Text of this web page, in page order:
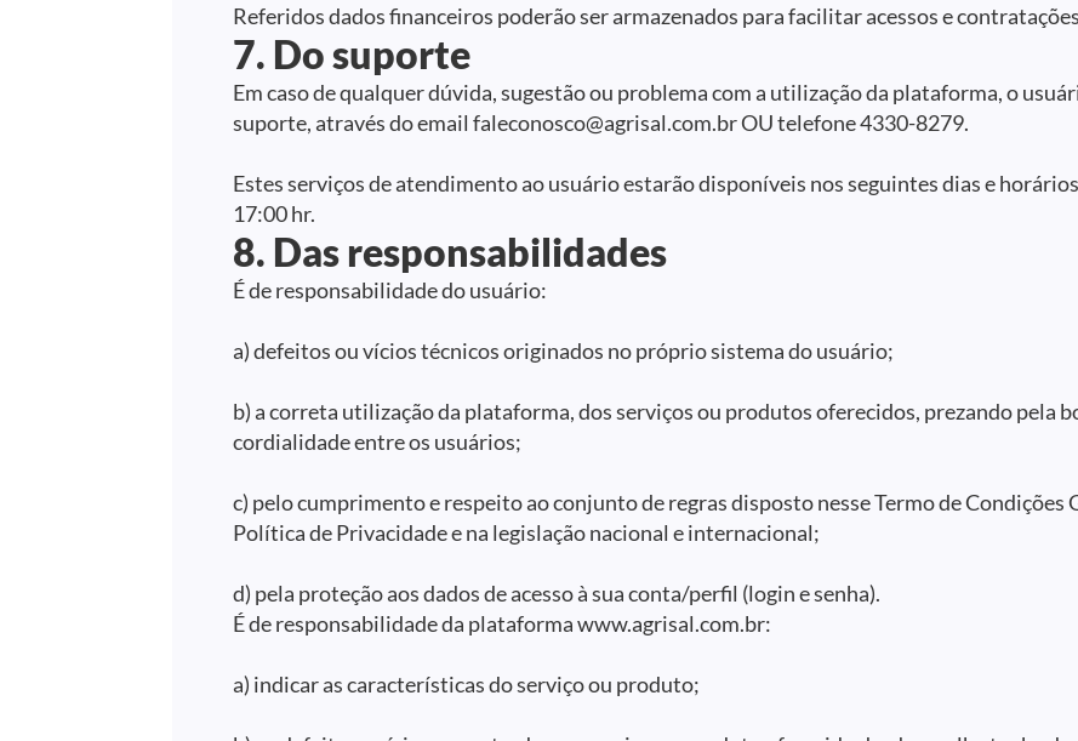
Referidos dados financeiros poderão ser armazenados para facilitar acessos e
7. Do suporte
Em caso de qualquer dúvida, sugestão ou problema com a utilização da plataforma, o
suporte, através do email faleconosco@agrisal.com.br OU telefone 4330-8279.
Estes serviços de atendimento ao usuário estarão disponíveis nos seguintes dias e
17:00 hr.
8. Das responsabilidades
É de responsabilidade do usuário:
a) defeitos ou vícios técnicos originados no próprio sistema do usuário;
b) a correta utilização da plataforma, dos serviços ou produtos oferecidos, prezando pela
cordialidade entre os usuários;
c) pelo cumprimento e respeito ao conjunto de regras disposto nesse Termo de Condições
Política de Privacidade e na legislação nacional e internacional;
d) pela proteção aos dados de acesso à sua conta/perfil (login e senha).
É de responsabilidade da plataforma www.agrisal.com.br:
a) indicar as características do serviço ou produto;